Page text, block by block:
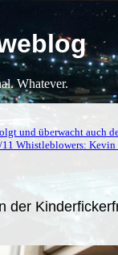
Whatever.
und überwacht auch
11 Whistleblowers: Kevin
der